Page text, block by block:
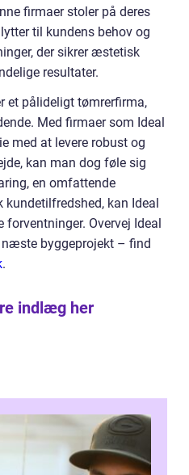
firmaer stoler på deres
til kundens behov og
der sikrer æstetisk
resultater.
et pålideligt tømrerfirma,
Med firmaer som Ideal
med at levere robust og
kan man dog føle sig
en omfattende
kan Ideal
Overvej Ideal
byggeprojekt – find
.
indlæg her